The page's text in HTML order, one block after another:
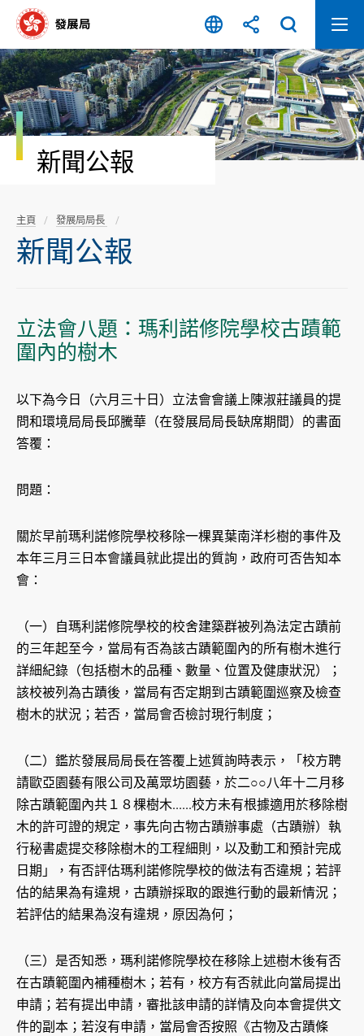
容
開
始
新聞公報
主頁 發展局局長
新聞公報
立法會八題：瑪利諾修院學校古蹟範
圍內的樹木
以下為今日（六月三十日）立法會會議上陳淑莊議員的提
問和環境局局長邱騰華（在發展局局長缺席期間）的書面
答覆：
問題：
關於早前瑪利諾修院學校移除一棵異葉南洋杉樹的事件及
本年三月三日本會議員就此提出的質詢，政府可否告知本
會：
（一）自瑪利諾修院學校的校舍建築群被列為法定古蹟前
的三年起至今，當局有否為該古蹟範圍內的所有樹木進行
詳細紀錄（包括樹木的品種、數量、位置及健康狀況）；
該校被列為古蹟後，當局有否定期到古蹟範圍巡察及檢查
樹木的狀況；若否，當局會否檢討現行制度；
（二）鑑於發展局局長在答覆上述質詢時表示，「校方聘
請歐亞園藝有限公司及萬眾坊園藝，於二○○八年十二月移
除古蹟範圍內共１８棵樹木......校方未有根據適用於移除樹
木的許可證的規定，事先向古物古蹟辦事處（古蹟辦）執
行秘書處提交移除樹木的工程細則，以及動工和預計完成
日期」，有否評估瑪利諾修院學校的做法有否違規；若評
估的結果為有違規，古蹟辦採取的跟進行動的最新情況；
若評估的結果為沒有違規，原因為何；
（三）是否知悉，瑪利諾修院學校在移除上述樹木後有否
在古蹟範圍內補種樹木；若有，校方有否就此向當局提出
申請；若有提出申請，審批該申請的詳情及向本會提供文
件的副本；若沒有申請，當局會否按照《古物及古蹟條